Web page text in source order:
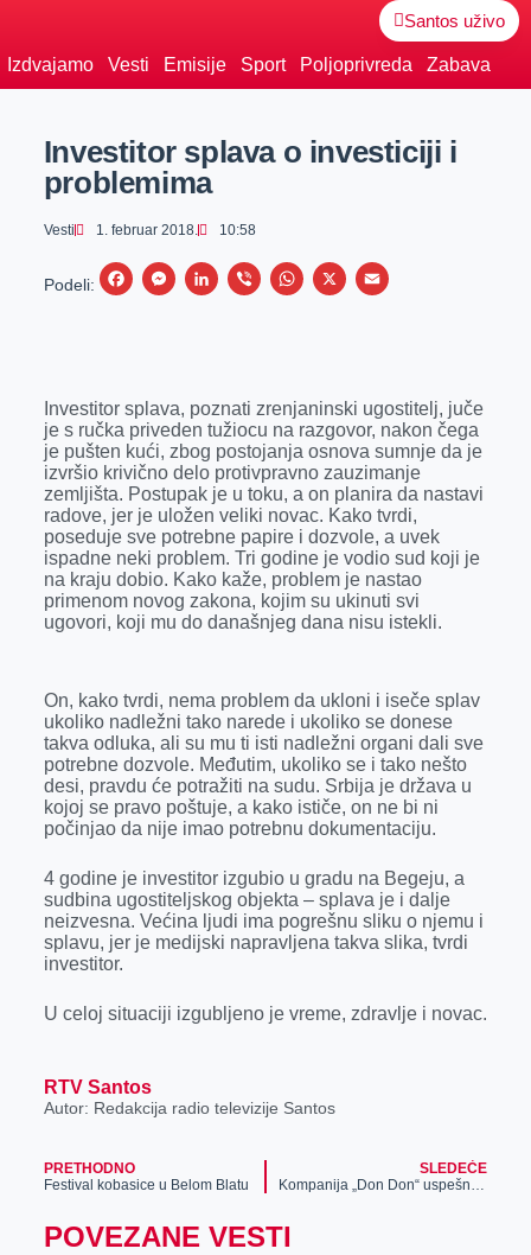
Santos uživo
Izdvajamo Vesti Emisije Sport Poljoprivreda Zabava
Investitor splava o investiciji i
problemima
Vesti 1. februar 2018. 10:58
Podeli:
F
b
o
o
k
M
e
n
g
e
r
L
e
d
I
n
V
r
W
s
A
p
p
X
E
l
Investitor splava, poznati zrenjaninski ugostitelj, juče
je s ručka priveden tužiocu na razgovor, nakon čega
je pušten kući, zbog postojanja osnova sumnje da je
izvršio krivično delo protivpravno zauzimanje
zemljišta. Postupak je u toku, a on planira da nastavi
radove, jer je uložen veliki novac. Kako tvrdi,
poseduje sve potrebne papire i dozvole, a uvek
ispadne neki problem. Tri godine je vodio sud koji je
na kraju dobio. Kako kaže, problem je nastao
primenom novog zakona, kojim su ukinuti svi
ugovori, koji mu do današnjeg dana nisu istekli.
On, kako tvrdi, nema problem da ukloni i iseče splav
ukoliko nadležni tako narede i ukoliko se donese
takva odluka, ali su mu ti isti nadležni organi dali sve
potrebne dozvole. Međutim, ukoliko se i tako nešto
desi, pravdu će potražiti na sudu. Srbija je država u
kojoj se pravo poštuje, a kako ističe, on ne bi ni
počinjao da nije imao potrebnu dokumentaciju.
4 godine je investitor izgubio u gradu na Begeju, a
sudbina ugostiteljskog objekta – splava je i dalje
neizvesna. Većina ljudi ima pogrešnu sliku o njemu i
splavu, jer je medijski napravljena takva slika, tvrdi
investitor.
U celoj situaciji izgubljeno je vreme, zdravlje i novac.
RTV Santos
Autor: Redakcija radio televizije Santos
PRETHODNO
Festival kobasice u Belom Blatu
SLEDEĆE
Kompanija „Don Don“ uspešno posluje u našem gradu i zapošljava 200 radnika
POVEZANE VESTI